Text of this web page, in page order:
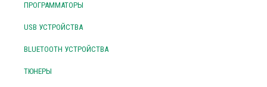
ПРОГРАММАТОРЫ
USB УСТРОЙСТВА
BLUETOOTH УСТРОЙСТВА
ТЮНЕРЫ